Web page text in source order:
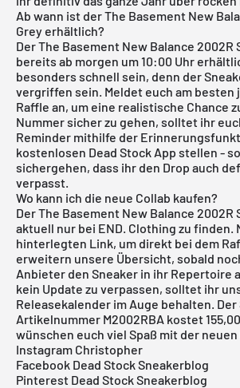
Ab wann ist der The Basement New
Grey erhältlich?
Der The Basement New Balance 2002R
bereits ab morgen um 10:00 Uhr
besonders schnell sein, denn der
vergriffen sein. Meldet euch am besten
Raffle an, um eine realistische Chance
Nummer sicher zu gehen, solltet ihr
Reminder mithilfe der
kostenlosen Dead Stock App stellen -
sichergehen, dass ihr den Drop auch
verpasst.
Wo kann ich die neue Collab kaufen?
Der The Basement New Balance 2002R
aktuell nur bei END. Clothing zu finden.
hinterlegten Link, um direkt bei dem
erweitern unsere Übersicht, sobald
Anbieter den Sneaker in ihr Repertoire
kein Update zu verpassen, solltet ihr
Releasekalender im Auge behalten.
Artikelnummer M2002RBA kostet
wünschen euch viel Spaß mit der neuen
Instagram Christopher
Facebook Dead Stock Sneakerblog
Pinterest Dead Stock Sneakerblog